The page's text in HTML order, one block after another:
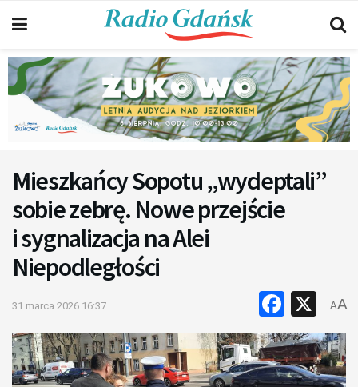
Mieszkańcy Sopotu „wydeptali”
sobie zebrę. Nowe przejście
i sygnalizacja na Alei
Niepodległości
31 marca 2026 16:37 X
AA